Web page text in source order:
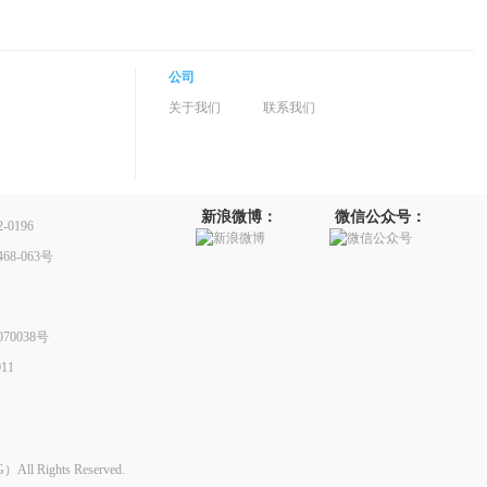
公司
关于我们
联系我们
0196
063号
号
新浪微博： 微信公众号：
All Rights Reserved.